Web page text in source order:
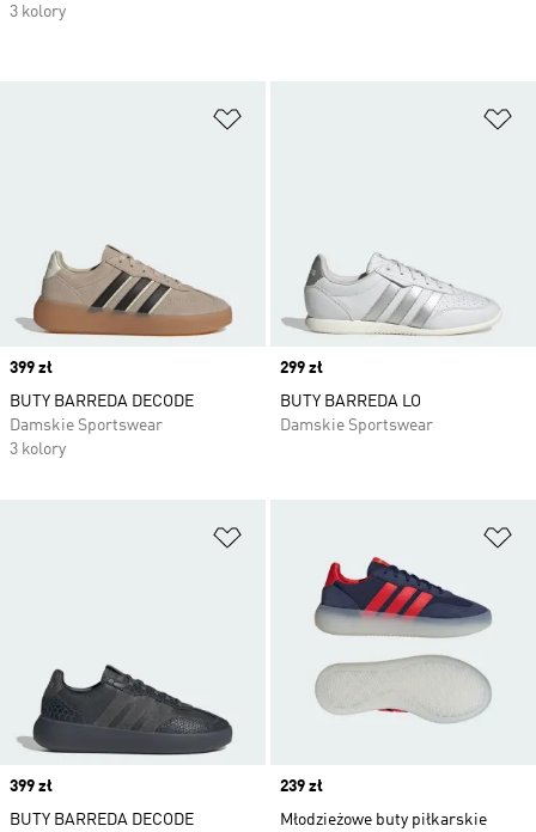
Price
399 zł
BUTY BARREDA DECODE
Damskie Sportswear
3 kolory
Price
299 zł
BUTY BARREDA LO
Damskie Sportswear
Price
399 zł
BUTY BARREDA DECODE
Price
239 zł
Młodzieżowe buty piłkarskie
3 kolory